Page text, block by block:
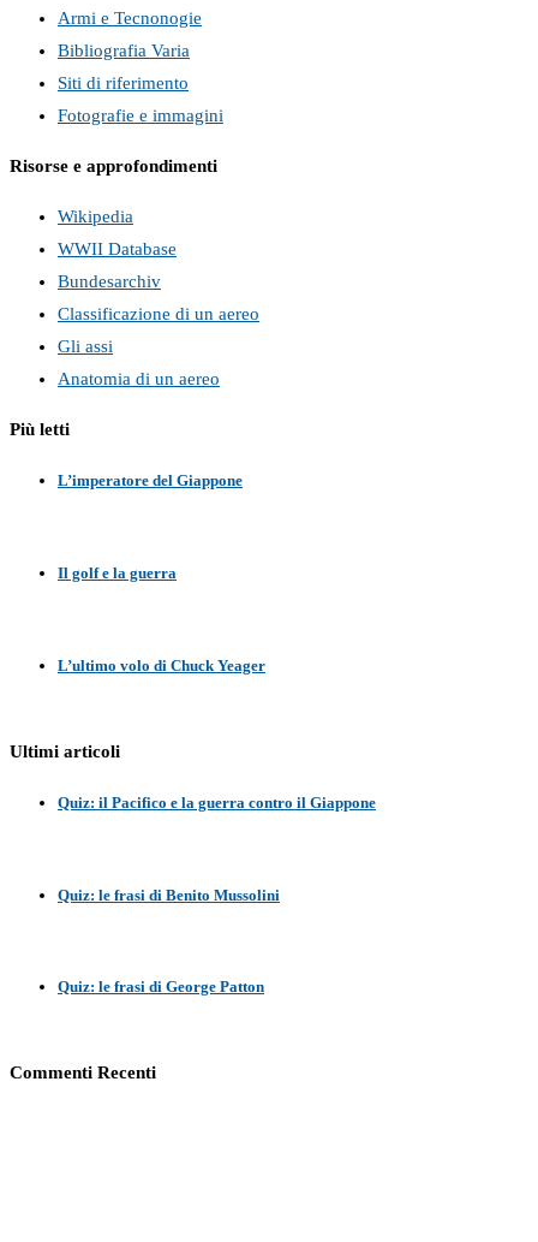
Armi e Tecnonogie
Bibliografia Varia
Siti di riferimento
Fotografie e immagini
Risorse e approfondimenti
Wikipedia
WWII Database
Bundesarchiv
Classificazione di un aereo
Gli assi
Anatomia di un aereo
Più letti
L’imperatore del Giappone
Il golf e la guerra
L’ultimo volo di Chuck Yeager
Ultimi articoli
Quiz: il Pacifico e la guerra contro il Giappone
Quiz: le frasi di Benito Mussolini
Quiz: le frasi di George Patton
Commenti Recenti